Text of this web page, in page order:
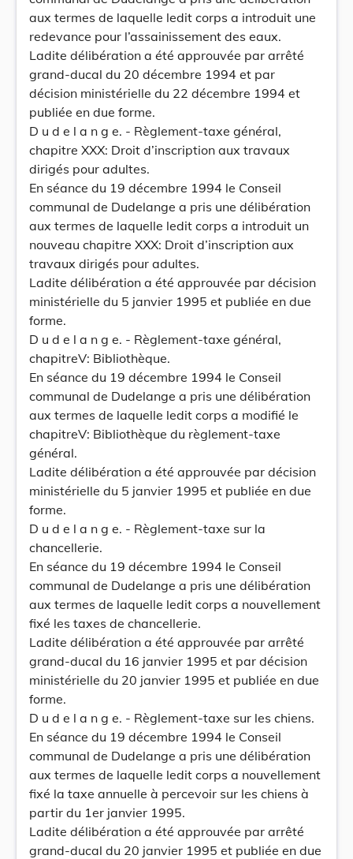
aux termes de laquelle ledit corps a introduit une
redevance pour l’assainissement des eaux.
Ladite délibération a été approuvée par arrêté
grand-ducal du 20 décembre 1994 et par
décision ministérielle du 22 décembre 1994 et
publiée en due forme.
D u d e l a n g e. - Règlement-taxe général,
chapitre XXX: Droit d’inscription aux travaux
dirigés pour adultes.
En séance du 19 décembre 1994 le Conseil
communal de Dudelange a pris une délibération
aux termes de laquelle ledit corps a introduit un
nouveau chapitre XXX: Droit d’inscription aux
travaux dirigés pour adultes.
Ladite délibération a été approuvée par décision
ministérielle du 5 janvier 1995 et publiée en due
forme.
D u d e l a n g e. - Règlement-taxe général,
chapitreV: Bibliothèque.
En séance du 19 décembre 1994 le Conseil
communal de Dudelange a pris une délibération
aux termes de laquelle ledit corps a modifié le
chapitreV: Bibliothèque du règlement-taxe
général.
Ladite délibération a été approuvée par décision
ministérielle du 5 janvier 1995 et publiée en due
forme.
D u d e l a n g e. - Règlement-taxe sur la
chancellerie.
En séance du 19 décembre 1994 le Conseil
communal de Dudelange a pris une délibération
aux termes de laquelle ledit corps a nouvellement
fixé les taxes de chancellerie.
Ladite délibération a été approuvée par arrêté
grand-ducal du 16 janvier 1995 et par décision
ministérielle du 20 janvier 1995 et publiée en due
forme.
D u d e l a n g e. - Règlement-taxe sur les chiens.
En séance du 19 décembre 1994 le Conseil
communal de Dudelange a pris une délibération
aux termes de laquelle ledit corps a nouvellement
fixé la taxe annuelle à percevoir sur les chiens à
partir du 1er janvier 1995.
Ladite délibération a été approuvée par arrêté
grand-ducal du 20 janvier 1995 et publiée en due